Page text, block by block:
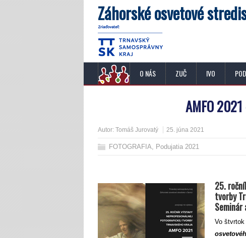
Záhorské osvetové
O NÁS ZUČ IVO
AMFO
Autor: Tomáš Jurovatý 25. júna 2021
FOTOGRAFIA, Podujatia 2021
25.
tvorby
Seminár
Vo